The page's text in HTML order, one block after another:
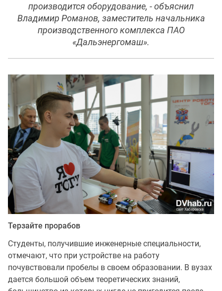
производится оборудование, - объяснил
Владимир Романов, заместитель начальника
производственного комплекса ПАО
«Дальэнергомаш».
Терзайте прорабов
Студенты, получившие инженерные специальности,
отмечают, что при устройстве на работу
почувствовали пробелы в своем образовании. В вузах
дается большой объем теоретических знаний,